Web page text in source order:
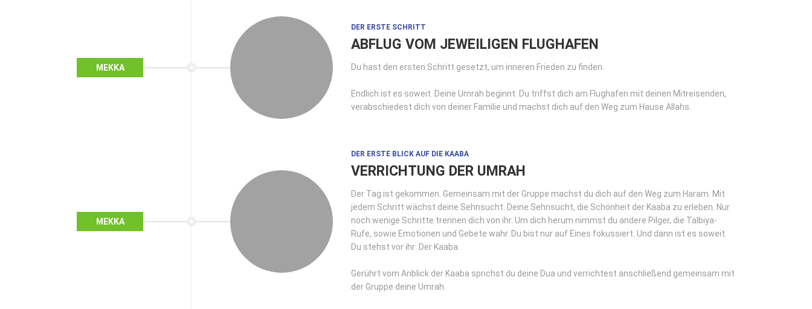
MEKKA
DER ERSTE SCHRITT
ABFLUG VOM JEWEILIGEN FLUGHAFEN
Du hast den ersten Schritt gesetzt, um inneren Frieden zu finden.
Endlich ist es soweit. Deine Umrah beginnt. Du triffst dich am Flughafen mit deinen Mitreisenden,
verabschiedest dich von deiner Familie und machst dich auf den Weg zum Hause Allahs.
MEKKA
DER ERSTE BLICK AUF DIE KAABA
VERRICHTUNG DER UMRAH
Der Tag ist gekommen. Gemeinsam mit der Gruppe machst du dich auf den Weg zum Haram. Mit
jedem Schritt wächst deine Sehnsucht. Deine Sehnsucht, die Schönheit der Kaaba zu erleben. Nur
noch wenige Schritte trennen dich von ihr. Um dich herum nimmst du andere Pilger, die Talbiya-
Rufe, sowie Emotionen und Gebete wahr. Du bist nur auf Eines fokussiert. Und dann ist es soweit.
Du stehst vor ihr: Der Kaaba.
Gerührt vom Anblick der Kaaba sprichst du deine Dua und verrichtest anschließend gemeinsam mit
der Gruppe deine Umrah.